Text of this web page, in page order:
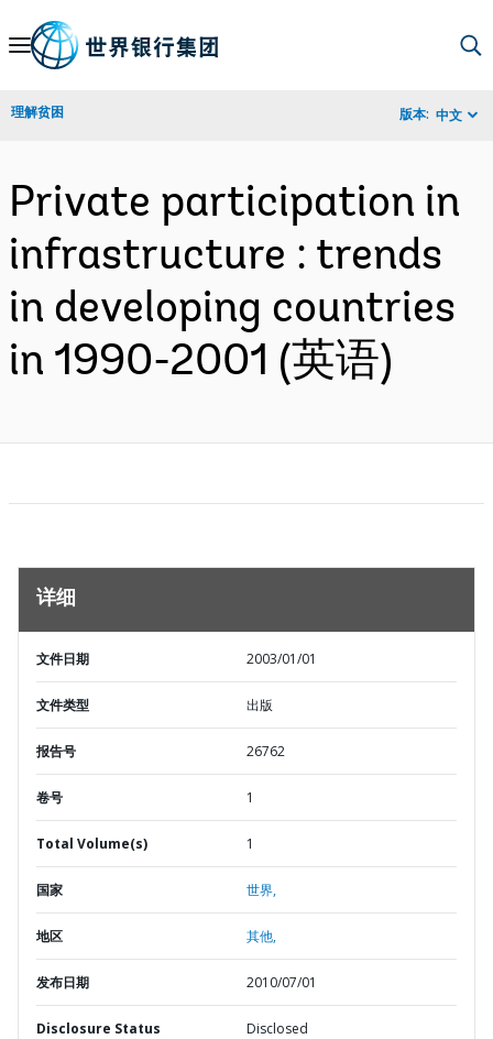
Skip
Navigation
理解贫困 版本: 中文
Private participation in
infrastructure : trends
in developing countries
in 1990-2001 (英语)
详细
文件日期 2003/01/01
文件类型 出版
报告号 26762
卷号 1
Total Volume(s) 1
国家 世界,
地区 其他,
发布日期 2010/07/01
Disclosure Status Disclosed